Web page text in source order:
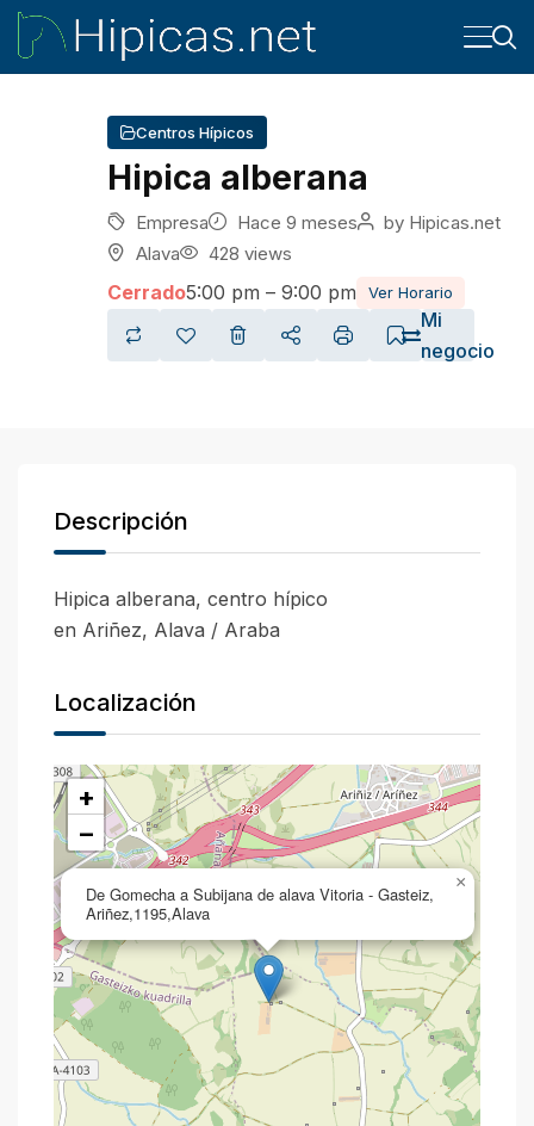
Centros Hípicos
Hipica alberana
Empresa Hace 9 meses by Hipicas.net
Alava
428 views
Cerrado5:00 pm – 9:00 pm Ver Horario
Mi
negocio
Descripción
Hipica alberana, centro hípico
en Ariñez, Alava / Araba
Localización
De Gomecha a Subijana de alava Vitoria - Gasteiz,
Ariñez,1195,Alava
×
+
−